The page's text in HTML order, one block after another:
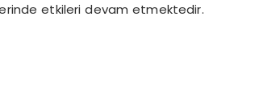
etkileri devam etmektedir.